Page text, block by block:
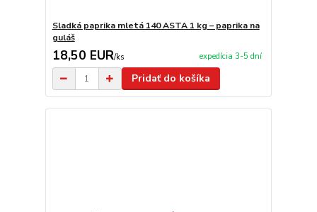
Sladká paprika mletá 140 ASTA 1 kg – paprika na
guláš
18,50 EUR/ks expedícia 3-5 dní
Pridať do košíka